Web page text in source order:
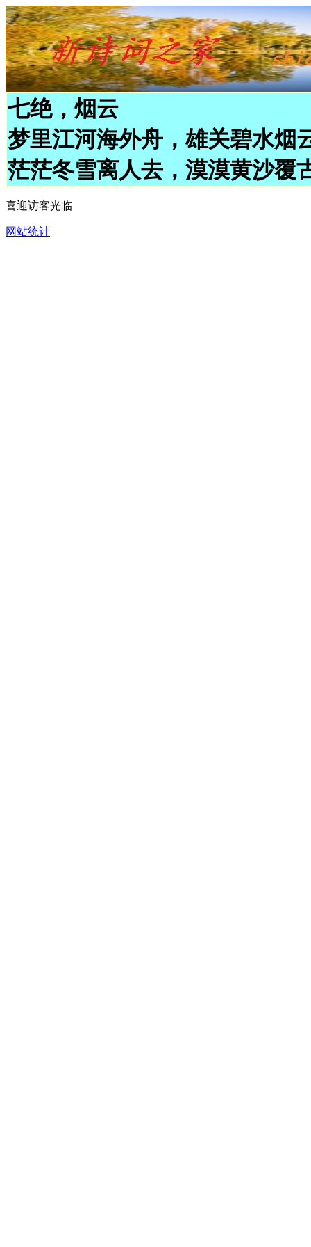
七绝，烟云
梦里江河海外舟，雄关碧水烟
茫茫冬雪离人去，漠漠黄沙覆
喜迎访客光临
网站统计